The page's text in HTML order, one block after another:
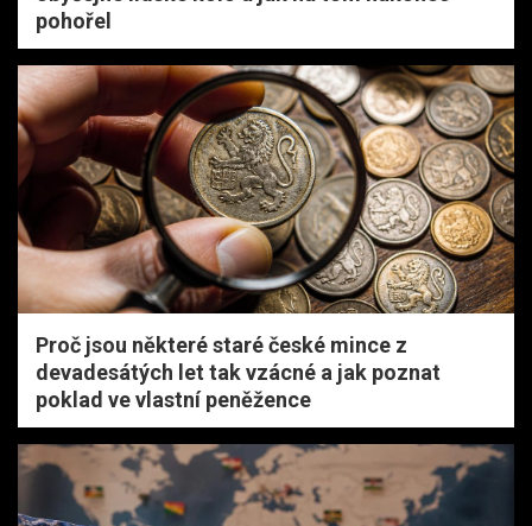
pohořel
Proč jsou některé staré české mince z
devadesátých let tak vzácné a jak poznat
poklad ve vlastní peněžence